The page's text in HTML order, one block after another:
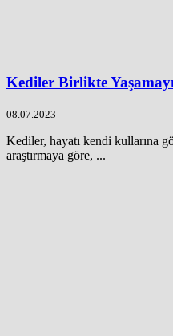
Kediler Birlikte
08.07.2023
Kediler, hayatı kendi kullarına
araştırmaya göre, ...